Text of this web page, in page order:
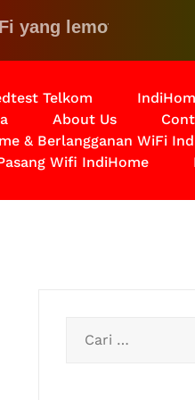
lemot? Klik disini
Telkom
About Us
& Berlangganan WiFi
Wifi IndiHome
untuk: